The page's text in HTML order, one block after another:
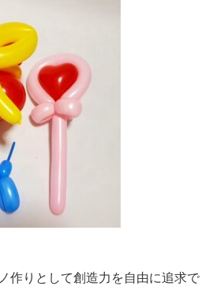
作りとして創造力を自由に追求で